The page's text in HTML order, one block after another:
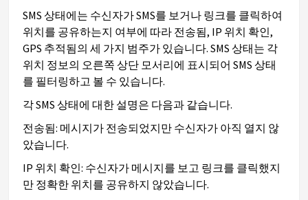
SMS 상태에는 수신자가 SMS를 보거나 링크를 클릭하여
위치를 공유하는지 여부에 따라 전송됨, IP 위치 확인,
GPS 추적됨의 세 가지 범주가 있습니다. SMS 상태는 각
위치 정보의 오른쪽 상단 모서리에 표시되어 SMS 상태
를 필터링하고 볼 수 있습니다.
각 SMS 상태에 대한 설명은 다음과 같습니다.
전송됨: 메시지가 전송되었지만 수신자가 아직 열지 않
았습니다.
IP 위치 확인: 수신자가 메시지를 보고 링크를 클릭했지
만 정확한 위치를 공유하지 않았습니다.